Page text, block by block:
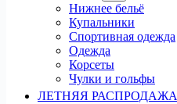
Нижнее бельё
Купальники
Спортивная одежда
Одежда
Корсеты
Чулки и гольфы
ЛЕТНЯЯ РАСПРОДАЖА